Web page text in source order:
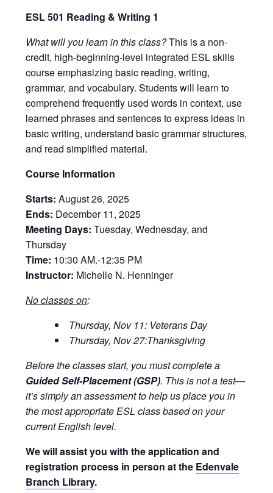
ESL 501 Reading & Writing 1
What will you learn in this class?This is a non-
credit, high-beginning-level integrated ESL skills
course emphasizing basic reading, writing,
grammar, and vocabulary. Students will learn to
comprehend frequently used words in context, use
learned phrases and sentences to express ideas in
basic writing, understand basic grammar structures,
and read simplified material.
Course Information
Starts: August 26, 2025
Ends: December 11, 2025
Meeting Days:Tuesday, Wednesday, and
Thursday
Time: 10:30 AM.-12:35 PM
Instructor: Michelle N. Henninger
No classes on:
Thursday, Nov 11: Veterans Day
Thursday, Nov 27:Thanksgiving
Before the classes start, you must complete a
Guided Self-Placement (GSP). This is not a test—
it’s simply an assessment to help us place you in
the most appropriate ESL class based on your
current English level.
We will assist you with the application and
registration process in person at the Edenvale
Branch Library.